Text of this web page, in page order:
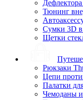
Тюнинг
Сумки 3D
Щетки
Рюкзаки
Цепи
Палатки
Чемоданы